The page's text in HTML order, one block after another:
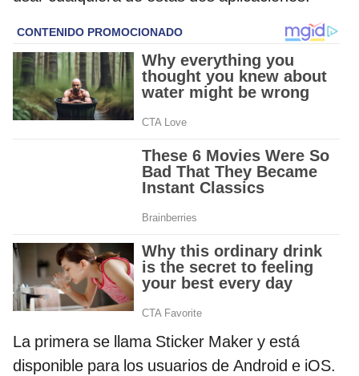
La primera se llama Sticker Maker y está
disponible para los usuarios de Android e iOS.